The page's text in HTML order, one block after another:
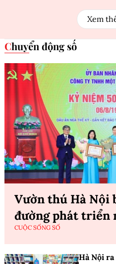
Xem
Chuyển động số
Vườn thú Hà Nội
đường phát triển
CUỘC SỐNG SỐ
Hà Nội